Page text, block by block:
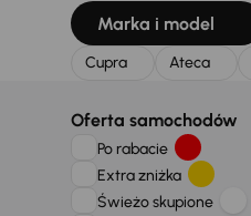
Marka i model
Cupra Ateca
Oferta samochodów
Po rabacie
Extra zniżka
Świeżo skupione